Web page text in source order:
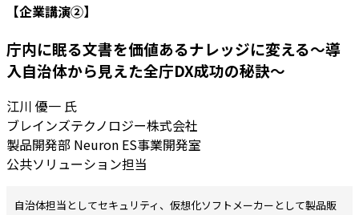
【企業講演②】
庁内に眠る文書を価値あるナレッジに変える〜導
入自治体から見えた全庁DX成功の秘訣〜
江川 優一 氏
ブレインズテクノロジー株式会社
製品開発部 Neuron ES事業開発室
公共ソリューション担当
自治体担当としてセキュリティ、仮想化ソフトメーカーとして製品販